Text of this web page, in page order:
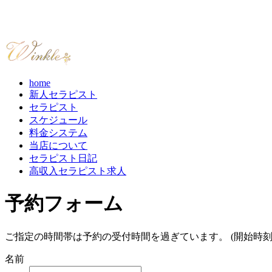
home
新人セラピスト
セラピスト
スケジュール
料金システム
当店について
セラピスト日記
高収入セラピスト求人
予約フォーム
ご指定の時間帯は予約の受付時間を過ぎています。 (開始時
名前